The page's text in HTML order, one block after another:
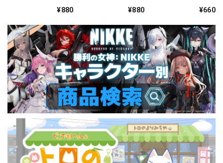
風ステッカーセット
¥880
風ステッカーセット
¥880
ステッカー ミルク¥660